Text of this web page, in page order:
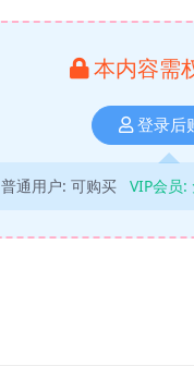
本内容需
登录后
普通用户: 可购买 VIP会员: